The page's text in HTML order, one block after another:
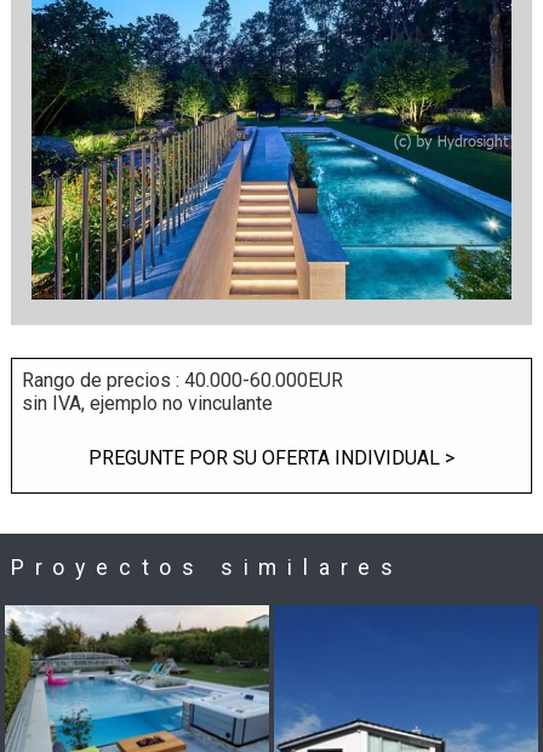
Rango de precios : 40.000-60.000EUR
sin IVA, ejemplo no vinculante
PREGUNTE POR SU OFERTA INDIVIDUAL >
Proyectos similares